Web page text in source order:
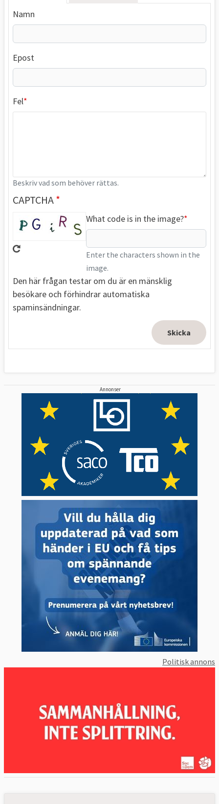
Namn
Epost
Fel
Beskriv vad som behöver rättas.
CAPTCHA
What code is in the image?
Enter the characters shown in the
image.
Den här frågan testar om du är en mänsklig
besökare och förhindrar automatiska
spaminsändningar.
Annonser
Politisk annons